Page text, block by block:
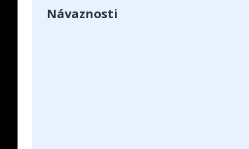
Návaznosti